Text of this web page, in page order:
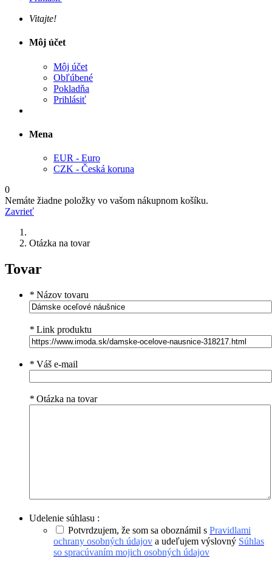
Vitajte!
Môj účet
Môj účet
Obľúbené
Pokladňa
Prihlásiť
Mena
EUR - Euro
CZK - Česká koruna
0
Nemáte žiadne položky vo vašom nákupnom košíku.
Zavrieť
Otázka na tovar
Tovar
* Názov tovaru
* Link produktu
* Váš e-mail
* Otázka na tovar
Udelenie súhlasu :
Potvrdzujem, že som sa oboznámil s Pravidlami
ochrany osobných údajov a udeľujem výslovný Súhlas
so spracúvaním mojich osobných údajov